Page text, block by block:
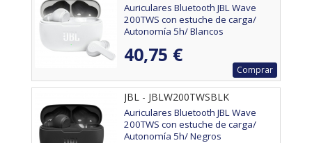
Auriculares Bluetooth JBL Wave
200TWS con estuche de carga/
Autonomía 5h/ Blancos
40,75 €
Comprar
JBL - JBLW200TWSBLK
Auriculares Bluetooth JBL Wave
200TWS con estuche de carga/
Autonomía 5h/ Negros